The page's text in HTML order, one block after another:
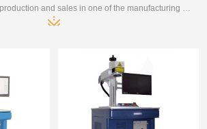
Development, design, production and sales in one of the manufacturing enterprises